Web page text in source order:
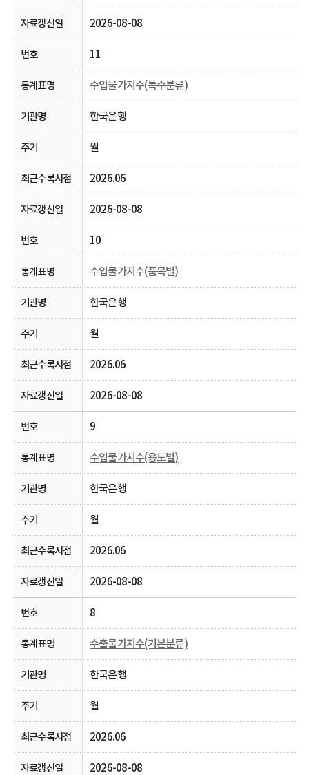
2026-08-08
11
수입물가지수(특수분류)
한국은행
월
2026.06
2026-08-08
10
수입물가지수(품목별)
한국은행
월
2026.06
2026-08-08
9
수입물가지수(용도별)
한국은행
월
2026.06
2026-08-08
8
수출물가지수(기본분류)
한국은행
월
2026.06
2026-08-08